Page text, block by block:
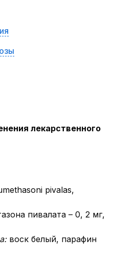
лекарственного
pivalas,
пивалата – 0, 2 мг,
воск белый, парафин